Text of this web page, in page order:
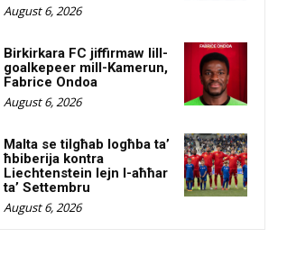
August 6, 2026
Birkirkara FC jiffirmaw lill-
goalkepeer mill-Kamerun,
Fabrice Ondoa
August 6, 2026
Malta se tilgħab logħba ta’
ħbiberija kontra
Liechtenstein lejn l-aħħar
ta’ Settembru
August 6, 2026